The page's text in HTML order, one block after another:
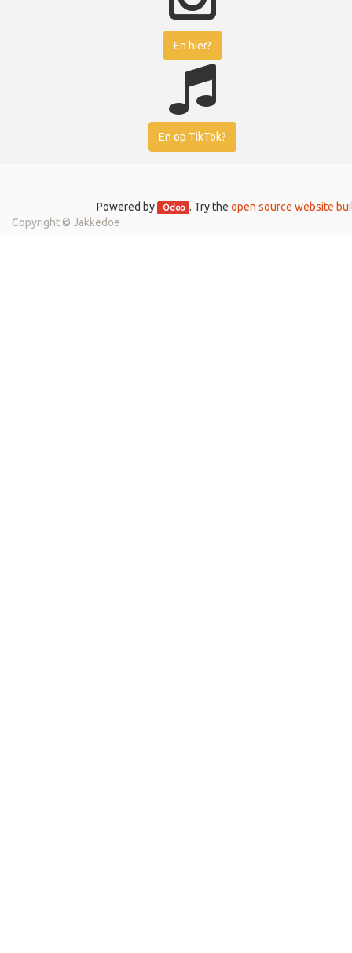
En hier?
En op TikTok?
Powered by Odoo . Try the open source website
Copyright © Jakkedoe